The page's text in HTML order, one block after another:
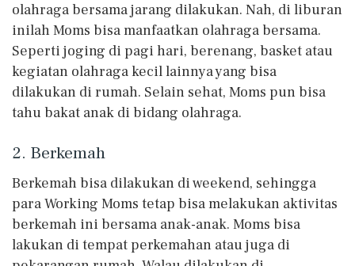
olahraga bersama jarang dilakukan. Nah, di liburan
inilah Moms bisa manfaatkan olahraga bersama.
Seperti joging di pagi hari, berenang, basket atau
kegiatan olahraga kecil lainnya yang bisa
dilakukan di rumah. Selain sehat, Moms pun bisa
tahu bakat anak di bidang olahraga.
2. Berkemah
Berkemah bisa dilakukan di weekend, sehingga
para Working Moms tetap bisa melakukan aktivitas
berkemah ini bersama anak-anak. Moms bisa
lakukan di tempat perkemahan atau juga di